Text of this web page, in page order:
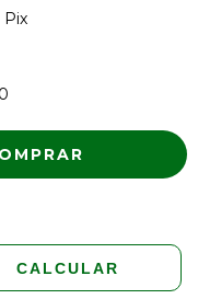
CALCULAR